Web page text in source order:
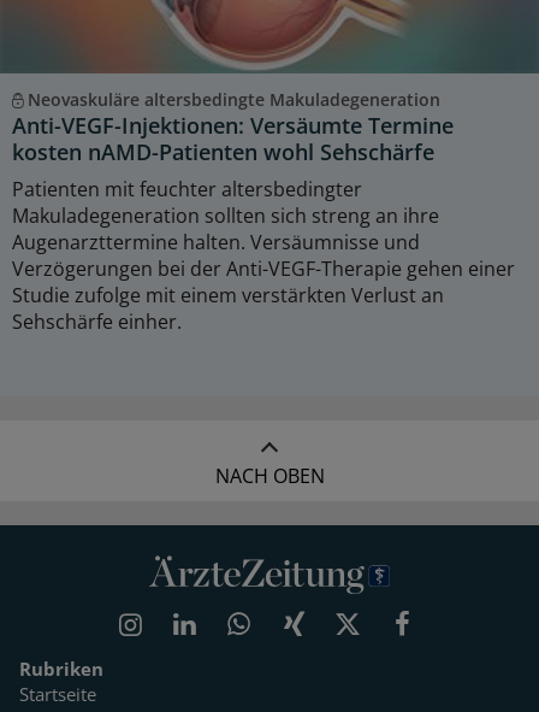
Neovaskuläre altersbedingte Makuladegeneration
Anti-VEGF-Injektionen: Versäumte Termine
kosten nAMD-Patienten wohl Sehschärfe
Patienten mit feuchter altersbedingter
Makuladegeneration sollten sich streng an ihre
Augenarzttermine halten. Versäumnisse und
Verzögerungen bei der Anti-VEGF-Therapie gehen einer
Studie zufolge mit einem verstärkten Verlust an
Sehschärfe einher.
NACH OBEN
Rubriken
Startseite